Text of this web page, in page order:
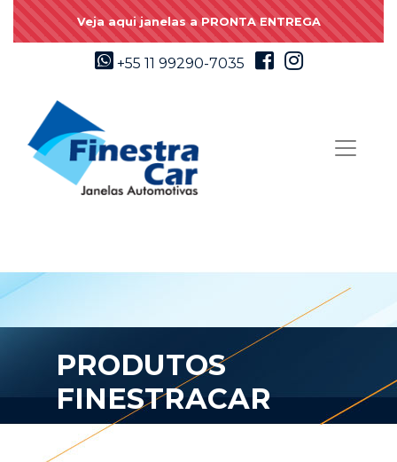
Veja aqui janelas a PRONTA ENTREGA
+55 11 99290-7035
PRODUTOS
FINESTRACAR